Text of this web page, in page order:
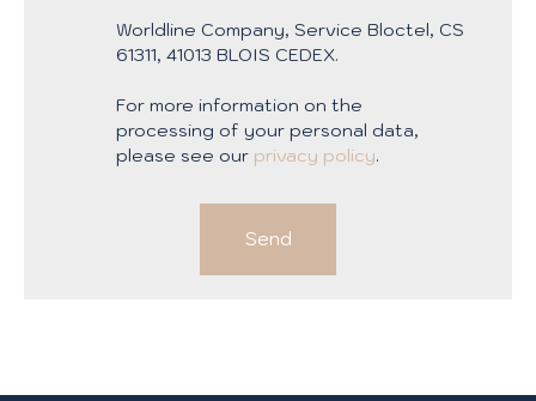
Worldline Company, Service Bloctel, CS
61311, 41013 BLOIS CEDEX.
For more information on the
processing of your personal data,
please see our privacy policy.
Send